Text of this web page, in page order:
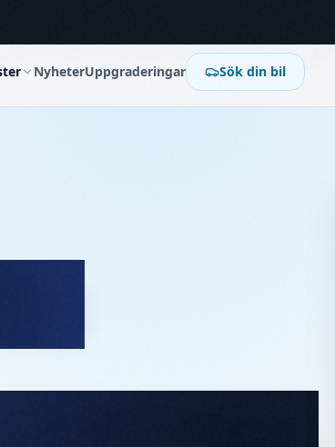
NyheterUppgraderingar Sök din bil